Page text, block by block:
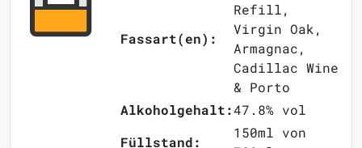
Fassart(en):
Refill,
Virgin Oak,
Armagnac,
Cadillac Wine
& Porto
Alkoholgehalt:47.8% vol
Füllstand:
150ml von